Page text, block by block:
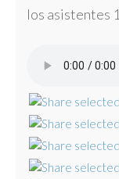
los asistentes 1